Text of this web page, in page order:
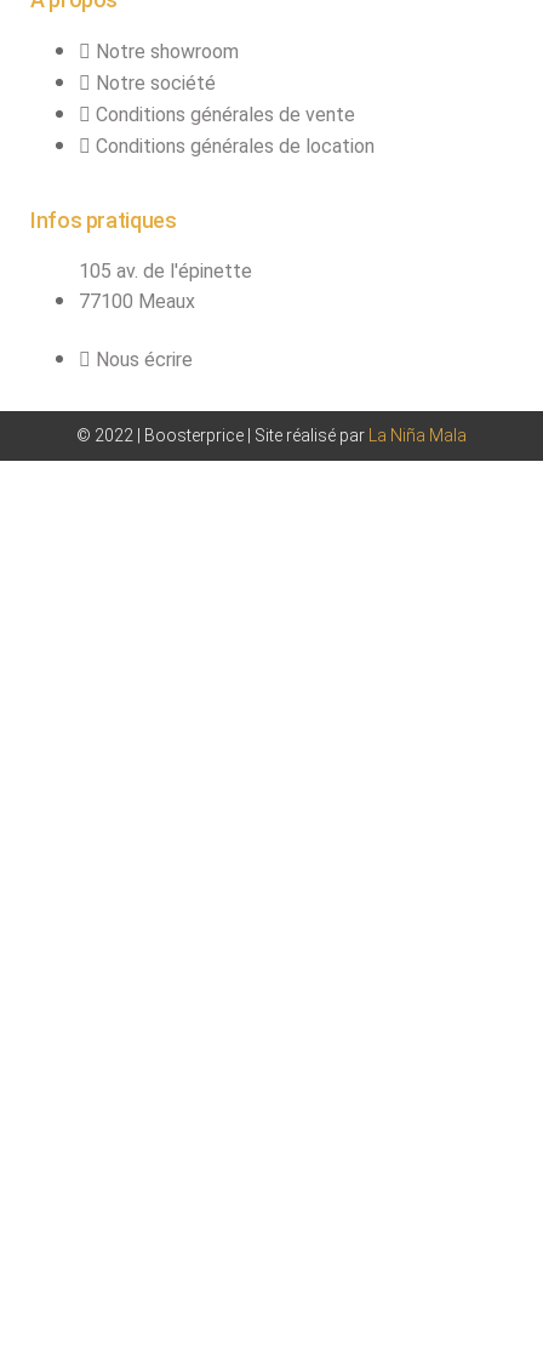
Notre showroom
Notre société
Conditions générales de vente
Conditions générales de location
Infos pratiques
105 av. de l'épinette
77100 Meaux
Nous écrire
© 2022 | Boosterprice | Site réalisé par La Niña Mala